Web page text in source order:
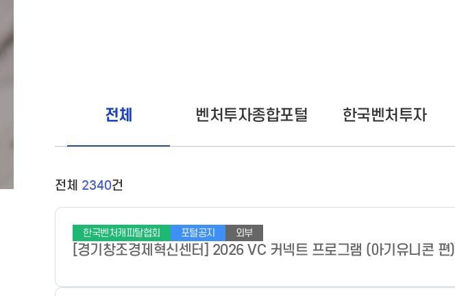
전체 벤처투자종합포털 한국벤처투자
전체 2340건
한국벤처캐피탈협회 포털공지 외부
[경기창조경제혁신센터] 2026 VC 커넥트 프로그램 (아기유니콘 편)